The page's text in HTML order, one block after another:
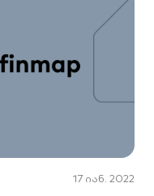
17 იან. 2022